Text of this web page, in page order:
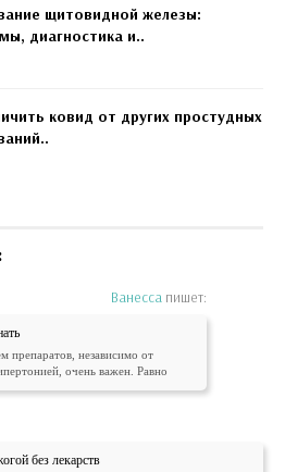
щитовидной железы:
диагностика и..
ковид от других простудных
Ванесса пишет:
препаратов, независимо от
очень важен. Равно
без лекарств